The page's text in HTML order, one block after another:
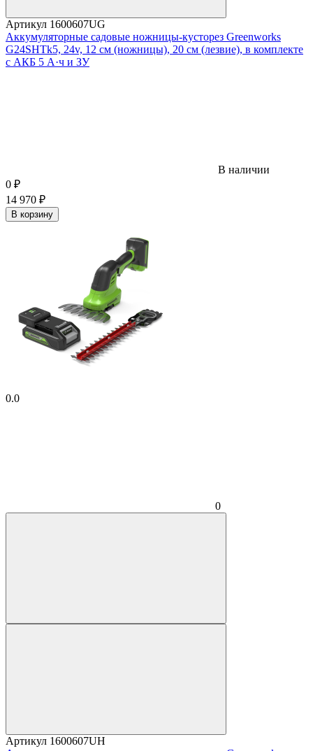
Артикул 1600607UG
Аккумуляторные садовые ножницы-кусторез Greenworks
G24SHTk5, 24v, 12 см (ножницы), 20 см (лезвие), в комплекте
с АКБ 5 А·ч и ЗУ
В наличии
0 ₽
14 970 ₽
В корзину
0.0
0
Артикул 1600607UH